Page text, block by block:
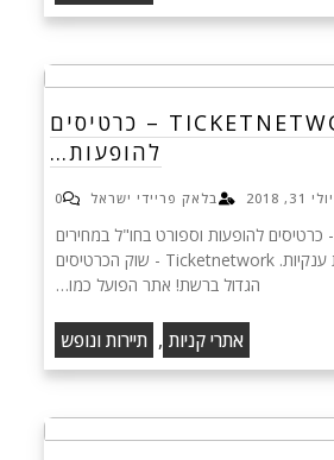
TICKETNETWORK – כרטיסים
להופעות…
יולי 31, 2018 בלאק פריידי ישראל 0
ticketnetwork - כרטיסים להופעות וספורט בחו"ל במחירים
מדהימים עם הנחות ענקיות. Ticketnetwork - שוק הכרטיסים
הגדול ברשת! אתר הפועל כמו…
אתרי קניות , תיירות ונופש